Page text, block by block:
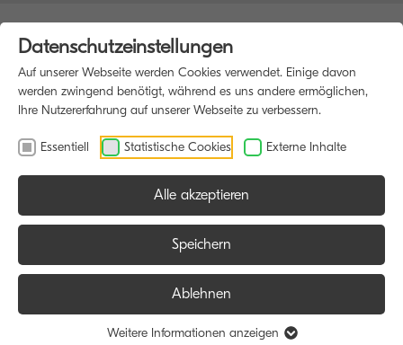
Diese Internet-Datenschutzerklärung beschreibt die Maßnahmen, die
KYOCERA zum Schutz Ihrer personenbezogenen Daten ergreift, wenn
Datenschutzeinstellungen
Auf unserer Webseite werden Cookies verwendet. Einige davon
werden zwingend benötigt, während es uns andere ermöglichen,
Ihre Nutzererfahrung auf unserer Webseite zu verbessern.
Essentiell Statistische Cookies Externe Inhalte
Alle akzeptieren
Speichern
Ablehnen
Weitere Informationen anzeigen